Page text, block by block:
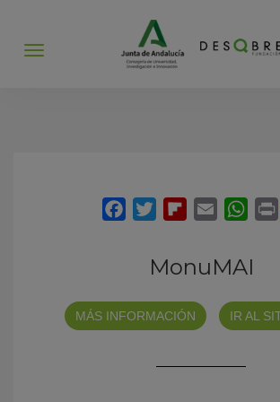
Abrir
MonuMAI
MÁS INFORMACIÓN IR AL